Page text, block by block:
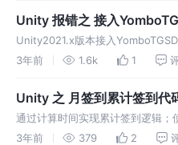
Unity 报错之 接入
mainTemplate.gradle
Unity2021.x版本接入
卓包遇到报错的解决方案。
3年前 1.6k 1
Unity 之 月签到累计签到
用 | DoTween入场动画）
通过计算时间实现累计签到逻辑
内容，达到后续修改奖励内容时不
3年前 379 2